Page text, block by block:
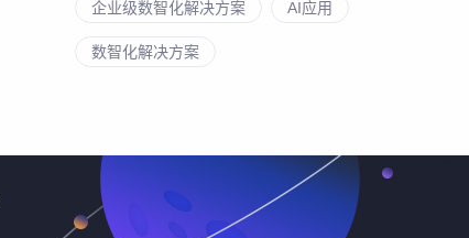
企业级数智化解决方案 AI应用
数智化解决方案